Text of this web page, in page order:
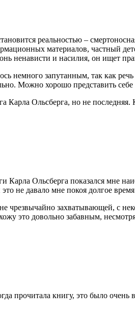
реальностью –
материалов, частный
ненависти и насилия, он ищет
немного запутанным, так как
Можно хорошо представить
Карла Ольсберга, но не
Карла Ольсберга показался мне
не давало мне покоя долгое
чрезвычайно захватывающей, с
это довольно забавным,
прочитала книгу, это было